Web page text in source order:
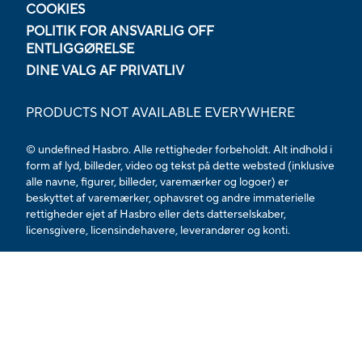
COOKIES
POLITIK FOR ANSVARLIG OFF
ENTLIGGØRELSE
DINE VALG AF PRIVATLIV
PRODUCTS NOT AVAILABLE EVERYWHERE
© undefined Hasbro. Alle rettigheder forbeholdt. Alt indhold i
form af lyd, billeder, video og tekst på dette websted (inklusive
alle navne, figurer, billeder, varemærker og logoer) er
beskyttet af varemærker, ophavsret og andre immaterielle
rettigheder ejet af Hasbro eller dets datterselskaber,
licensgivere, licensindehavere, leverandører og konti.